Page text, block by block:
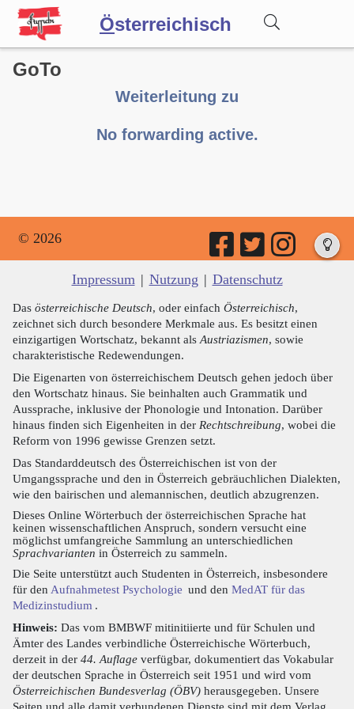
Österreichisch
Wörterbuch
GoTo
Weiterleitung zu
No forwarding active.
© 2026
Impressum | Nutzung | Datenschutz
Das österreichische Deutsch, oder einfach Österreichisch,
zeichnet sich durch besondere Merkmale aus. Es besitzt einen
einzigartigen Wortschatz, bekannt als Austriazismen, sowie
charakteristische Redewendungen.
Die Eigenarten von österreichischem Deutsch gehen jedoch über
den Wortschatz hinaus. Sie beinhalten auch Grammatik und
Aussprache, inklusive der Phonologie und Intonation. Darüber
hinaus finden sich Eigenheiten in der Rechtschreibung, wobei die
Reform von 1996 gewisse Grenzen setzt.
Das Standarddeutsch des Österreichischen ist von der
Umgangssprache und den in Österreich gebräuchlichen Dialekten,
wie den bairischen und alemannischen, deutlich abzugrenzen.
Dieses Online Wörterbuch der österreichischen Sprache hat
keinen wissenschaftlichen Anspruch, sondern versucht eine
möglichst umfangreiche Sammlung an unterschiedlichen
Sprachvarianten in Österreich zu sammeln.
Die Seite unterstützt auch Studenten in Österreich, insbesondere
für den Aufnahmetest Psychologie und den MedAT für das
Medizinstudium .
Hinweis: Das vom BMBWF mitinitiierte und für Schulen und
Ämter des Landes verbindliche Österreichische Wörterbuch,
derzeit in der 44. Auflage verfügbar, dokumentiert das Vokabular
der deutschen Sprache in Österreich seit 1951 und wird vom
Österreichischen Bundesverlag (ÖBV) herausgegeben. Unsere
Seiten und alle damit verbundenen Dienste sind mit dem Verlag